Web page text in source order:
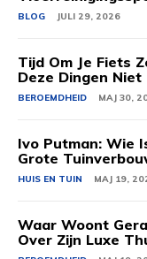
BLOG JULI 29, 2026
Tijd Om Je Fiets
Deze Dingen Niet
BEROEMDHEID MAJ 30,
Ivo Putman: Wie
Grote
HUIS EN TUIN MAJ 19,
Waar Woont
Over Zijn Luxe